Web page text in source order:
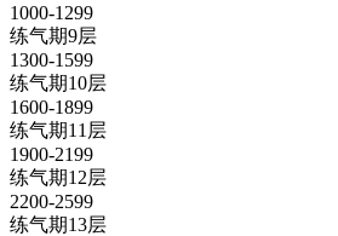
1000-1299
练气期9层
1300-1599
练气期10层
1600-1899
练气期11层
1900-2199
练气期12层
2200-2599
练气期13层